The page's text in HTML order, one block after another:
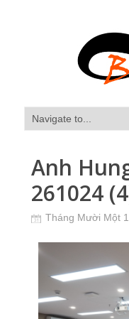
Anh
261024
Tháng Mười Một